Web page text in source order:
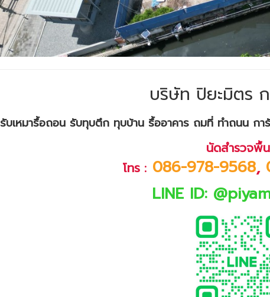
บริษัท ปิยะมิตร
รับเหมารื้อถอน รับทุบตึก ทุบบ้าน รื้ออาคาร ถมที่ ทำถนน ก
นัดสำรวจพื้
โทร : 086-978-9568,
LINE ID: